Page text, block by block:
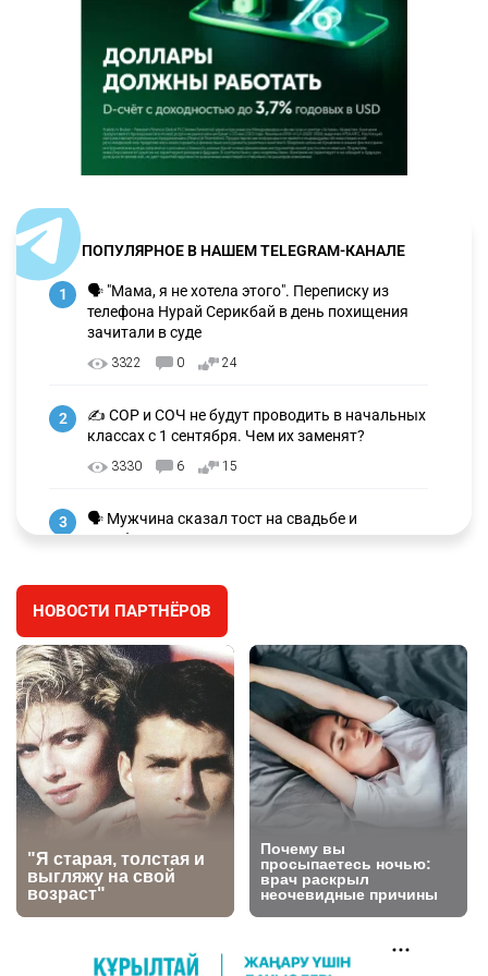
ПОПУЛЯРНОЕ В НАШЕМ TELEGRAM-КАНАЛЕ
1
🗣 "Мама, я не хотела этого". Переписку из
телефона Нурай Серикбай в день похищения
зачитали в суде
3322 0 24
2
✍️ СОР и СОЧ не будут проводить в начальных
классах с 1 сентября. Чем их заменят?
3330 6 15
3
🗣 Мужчина сказал тост на свадьбе и
заработал уголовное дело
🐏 Скота больше, а мясо дороже. Почему в
Казахстане продолжают расти цены на
баранину и конину
2731
5
⚠️ Доброе утро, друзья! Предлагаем обзор
главных новостей за 4 августа
2823 0 1
6
🗣Глава государства направил телеграмму
соболезнования родным и близким Халық
қаһарманы Ивана Гапича
2797 2 42
НОВОСТИ ПАРТНЁРОВ